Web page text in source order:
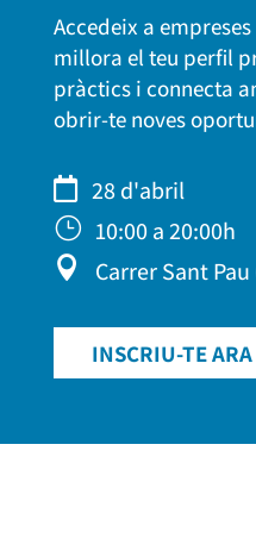
Accedeix a
millora el teu perfil
pràctics i connecta
obrir-te noves
 28 d'abril
} 10:00 a 20:00h
 Carrer Sant Pau
INSCRIU-TE ARA